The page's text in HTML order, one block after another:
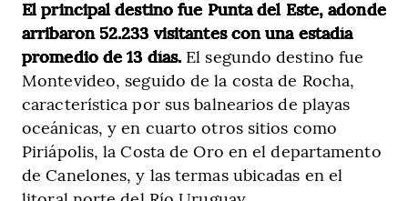
El principal destino fue Punta del Este, adonde
arribaron 52.233 visitantes con una estadía
promedio de 13 días. El segundo destino fue
Montevideo, seguido de la costa de Rocha,
característica por sus balnearios de playas
oceánicas, y en cuarto otros sitios como
Piriápolis, la Costa de Oro en el departamento
de Canelones, y las termas ubicadas en el